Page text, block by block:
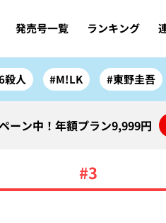
発売号一覧 ランキング
殺人 #M!LK #東野圭吾
ーン中！年額プラン9,999円
#3